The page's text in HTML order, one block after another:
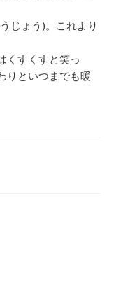
じょう)。これより
くすくすと笑っ
りといつまでも暖